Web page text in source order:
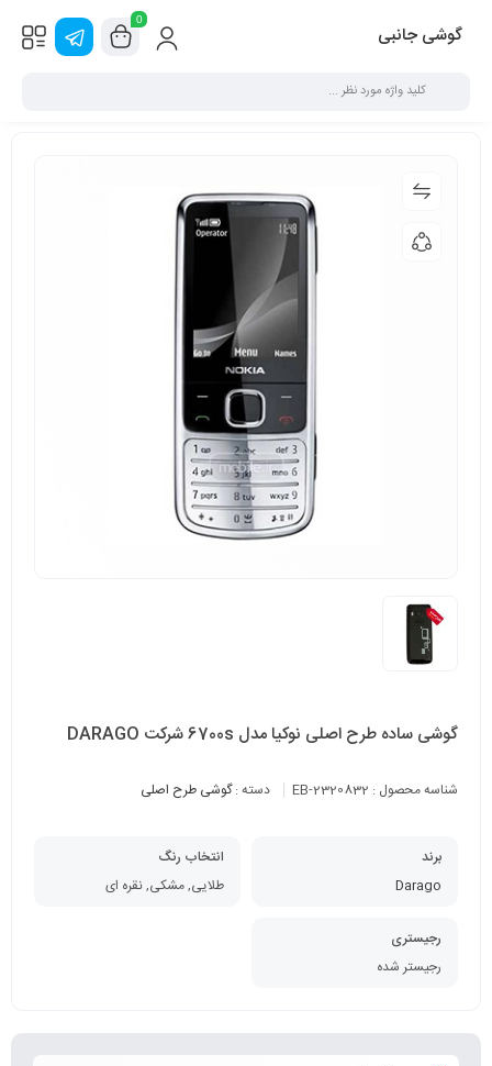
گوشی جانبی
0
گوشی ساده طرح اصلی نوکیا مدل 6700s شرکت DARAGO
شناسه محصول : EB-2320832 دسته :گوشی طرح اصلی
برند
Darago
انتخاب رنگ
طلایی, مشکی, نقره ای
رجیستری
رجیستر شده